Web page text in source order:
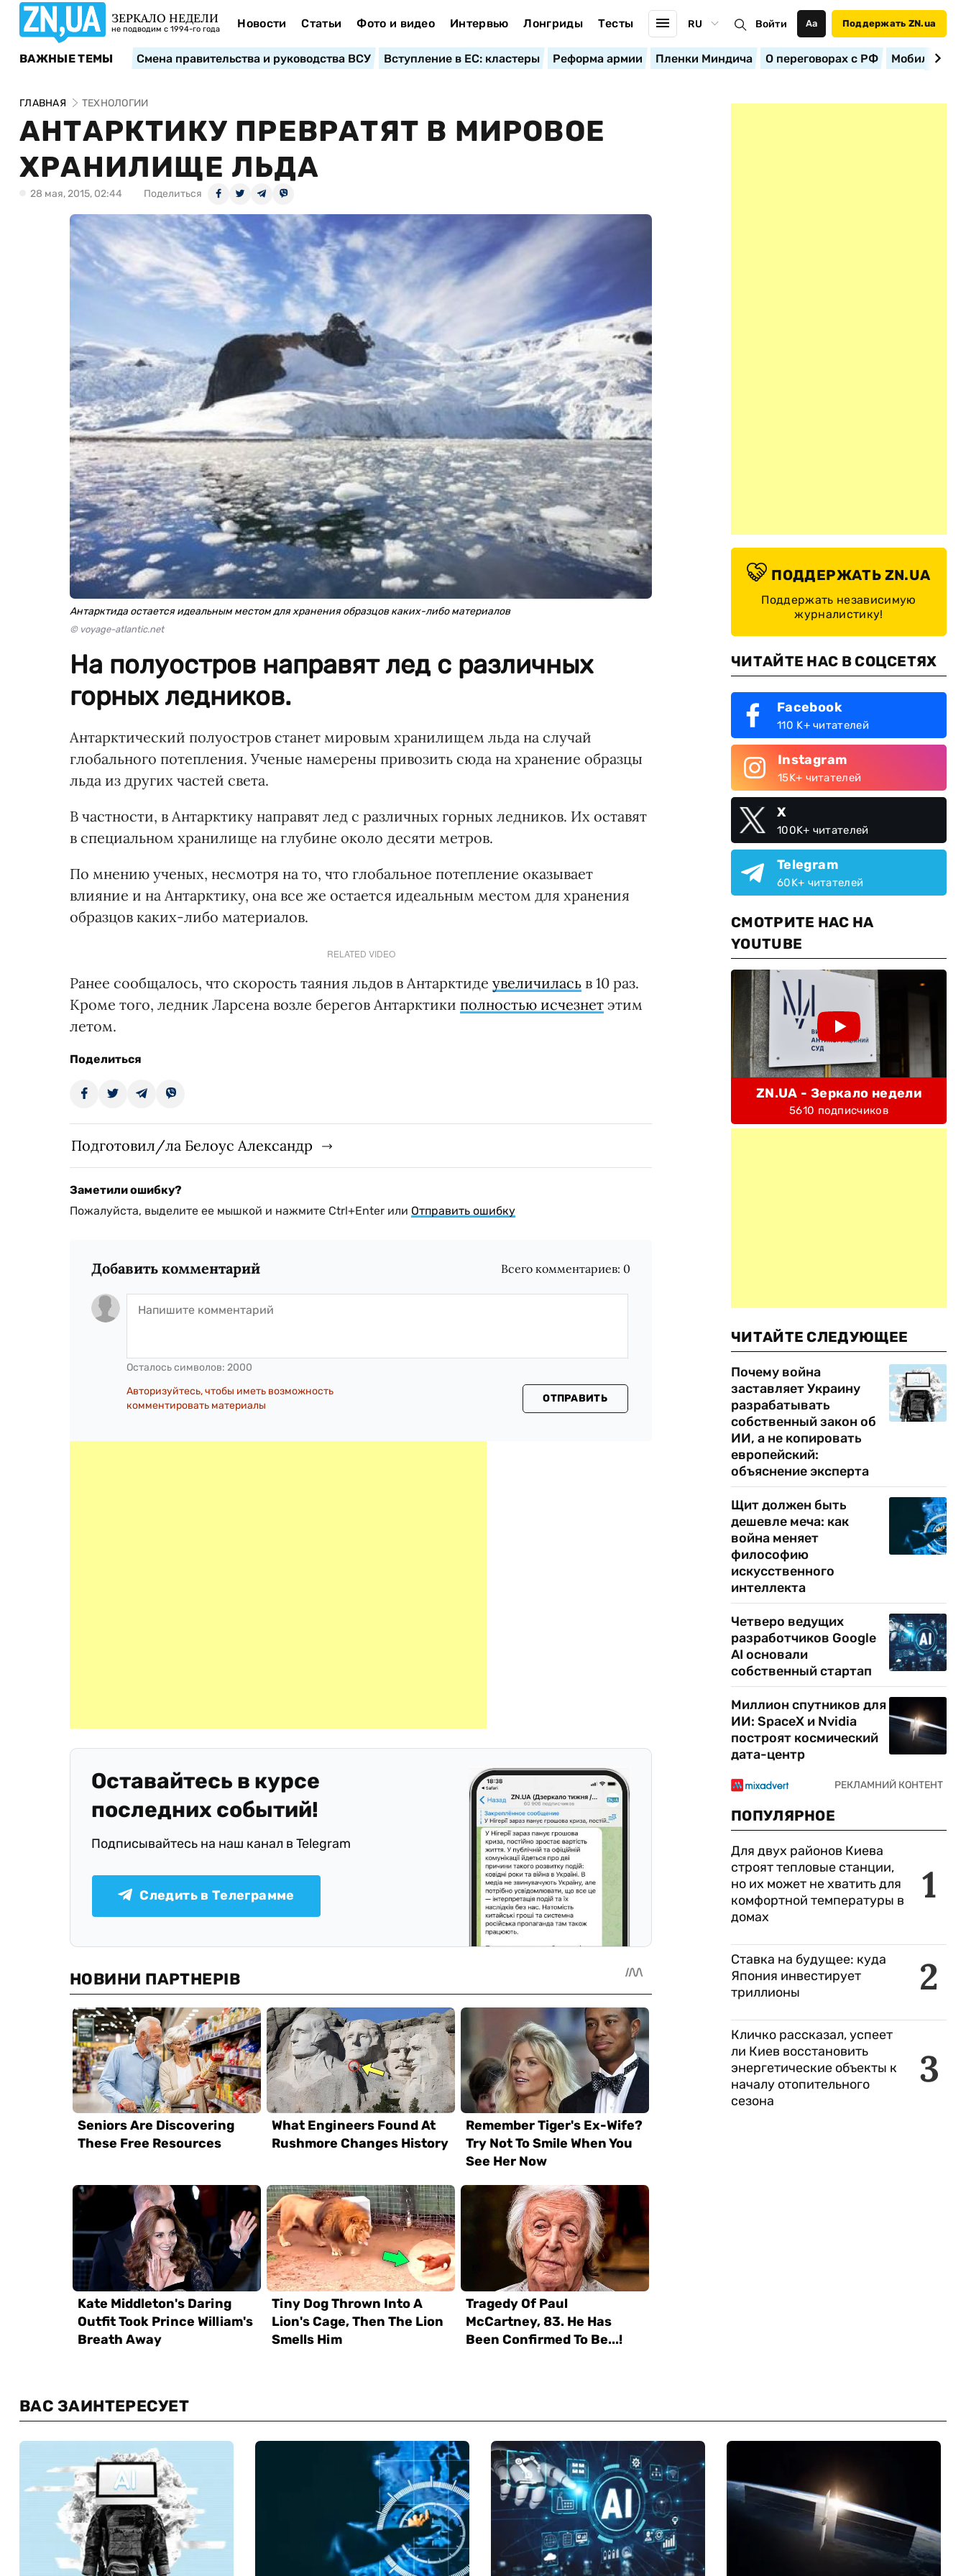
ЗЕРКАЛО НЕДЕЛИ
не подводим с 1994-го года Новости Статьи Фото и видео Интервью Лонгриды Тесты RU Войти Аа Поддержать ZN.ua
ВАЖНЫЕ ТЕМЫ Смена правительства и руководства ВСУ Вступление в ЕС: кластеры Реформа армии Пленки Миндича О переговорах с РФ
ГЛАВНАЯ ТЕХНОЛОГИИ
АНТАРКТИКУ ПРЕВРАТЯТ В МИРОВОЕ
ХРАНИЛИЩЕ ЛЬДА
28 мая, 2015, 02:44 Поделиться
Антарктида остается идеальным местом для хранения образцов каких-либо материалов
© voyage-atlantic.net
На полуостров направят лед с различных
горных ледников.
Антарктический полуостров станет мировым хранилищем льда на случай
глобального потепления. Ученые намерены привозить сюда на хранение образцы
льда из других частей света.
В частности, в Антарктику направят лед с различных горных ледников. Их оставят
в специальном хранилище на глубине около десяти метров.
По мнению ученых, несмотря на то, что глобальное потепление оказывает
влияние и на Антарктику, она все же остается идеальным местом для хранения
образцов каких-либо материалов.
RELATED VIDEO
Ранее сообщалось, что скорость таяния льдов в Антарктиде увеличилась в 10 раз.
Кроме того, ледник Ларсена возле берегов Антарктики полностью исчезнет этим
летом.
Поделиться
Подготовил/ла Белоус Александр
Заметили ошибку?
Пожалуйста, выделите ее мышкой и нажмите Ctrl+Enter или Отправить ошибку
Добавить комментарий Всего комментариев: 0
Осталось символов: 2000
Авторизуйтесь, чтобы иметь возможность
комментировать материалы
ОТПРАВИТЬ
Оставайтесь в курсе
последних событий!
Подписывайтесь на наш канал в Telegram
Следить в Телеграмме
ПОДДЕРЖАТЬ ZN.UA
Поддержать независимую
журналистику!
ЧИТАЙТЕ НАС В СОЦСЕТЯХ
Facebook
110 K+ читателей
Instagram
15K+ читателей
X
100K+ читателей
Telegram
60K+ читателей
СМОТРИТЕ НАС НА
YOUTUBE
ZN.UA - Зеркало недели
5610 подписчиков
ЧИТАЙТЕ СЛЕДУЮЩЕЕ
Почему война
заставляет Украину
разрабатывать
собственный закон об
ИИ, а не копировать
европейский:
объяснение эксперта
Щит должен быть
дешевле меча: как
война меняет
философию
искусственного
интеллекта
Четверо ведущих
разработчиков Google
AI основали
собственный стартап
Миллион спутников для
ИИ: SpaceX и Nvidia
построят космический
дата-центр
ПОПУЛЯРНОЕ
1
Для двух районов Киева
строят тепловые станции,
но их может не хватить для
комфортной температуры в
домах
2
Ставка на будущее: куда
Япония инвестирует
триллионы
3
Кличко рассказал, успеет
ли Киев восстановить
энергетические объекты к
началу отопительного
сезона
ВАС ЗАИНТЕРЕСУЕТ